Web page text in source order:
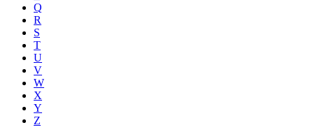
Q
R
S
T
U
V
W
X
Y
Z